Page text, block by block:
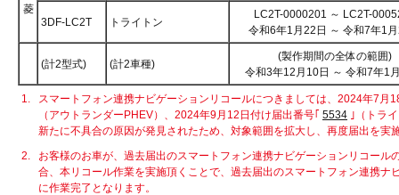
菱
3DF-LC2T トライトン
LC2T-0000201 ～ LC2T-
令和6年1月22日 ～ 令和7年1
(計2型式) (計2車種)
(製作期間の全体の範囲)
令和3年12月10日 ～ 令和7年1
1.
スマートフォン連携ナビゲーションリコールにつきましては、2024年7月
（アウトランダーPHEV）、2024年9月12日付け届出番号｢ 5534 ｣（トラ
新たに不具合の原因が発見されたため、対象範囲を拡大し、再度届出を実
2.
お客様のお車が、過去届出のスマートフォン連携ナビゲーションリコール
合、本リコール作業を実施頂くことで、過去届出のスマートフォン連携ナ
に作業完了となります。